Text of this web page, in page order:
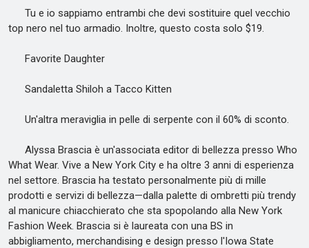
Tu e io sappiamo entrambi che devi sostituire quel vecchio
top nero nel tuo armadio. Inoltre, questo costa solo $19.
Favorite Daughter
Sandaletta Shiloh a Tacco Kitten
Un'altra meraviglia in pelle di serpente con il 60% di sconto.
Alyssa Brascia è un'associata editor di bellezza presso Who
What Wear. Vive a New York City e ha oltre 3 anni di esperienza
nel settore. Brascia ha testato personalmente più di mille
prodotti e servizi di bellezza—dalla palette di ombretti più trendy
al manicure chiacchierato che sta spopolando alla New York
Fashion Week. Brascia si è laureata con una BS in
abbigliamento, merchandising e design presso l'Iowa State